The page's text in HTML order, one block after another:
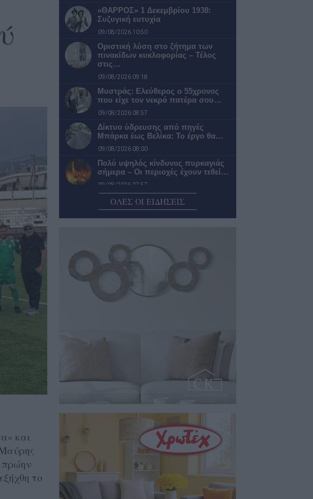
και
πρώην
το
«ΘΑΡΡΟΣ» 1 Δεκεμβρίου 1938:
Συζυγική ευτυχία
09/08/2026 10:50
Οριστική λύση στο ζήτημα των
πινακίδων κυκλοφορίας – Τέλος
στις…
09/08/2026 09:18
Μυστράς: Ελεύθερος ο 55χρονος
που είχε τον νεκρό πατέρα σου…
09/08/2026 08:57
Δίκτυο ύδρευσης από πηγές
Μπάρκα έως Βελίκα: Το έργο θα…
09/08/2026 08:00
Πολύ υψηλός κίνδυνος πυρκαγιάς
σήμερα – Οι περιοχές έχουν τεθεί…
09/08/2026 07:57
Συγκροτήθηκε το νέο συμβούλιο της
Κεντρικής Αγοράς Καλαμάτας που
έχει…
Μπήκε σε ηλικία που βγάζει ζημιές
το Μέγαρο Χορού Καλαμάτας
08/08/2026 20:58
ΟΛΕΣ ΟΙ ΕΙΔΗΣΕΙΣ